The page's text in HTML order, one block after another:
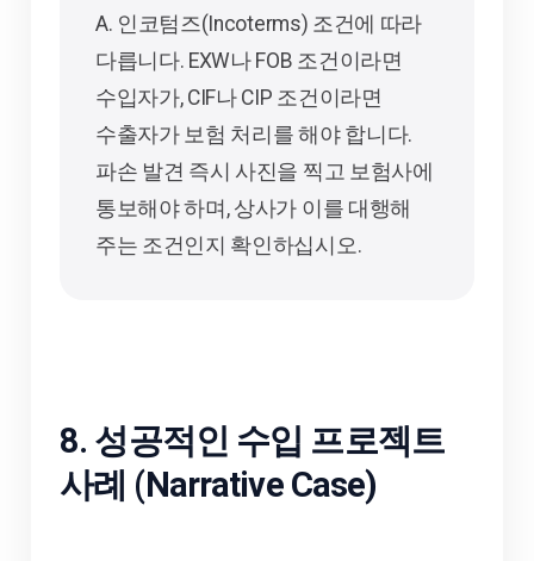
A. 인코텀즈(Incoterms) 조건에 따라
다릅니다. EXW나 FOB 조건이라면
수입자가, CIF나 CIP 조건이라면
수출자가 보험 처리를 해야 합니다.
파손 발견 즉시 사진을 찍고 보험사에
통보해야 하며, 상사가 이를 대행해
주는 조건인지 확인하십시오.
8. 성공적인 수입 프로젝트
사례 (Narrative Case)